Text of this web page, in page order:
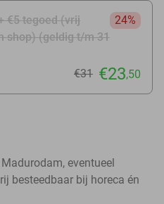
€5 tegoed (vrij
shop) (geldig t/m 31
24%
€31 €23,50
eventueel
besteedbaar bij horeca én